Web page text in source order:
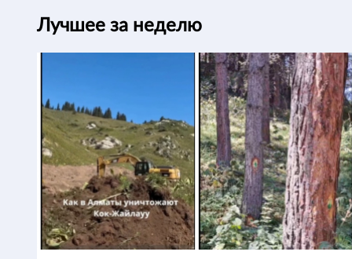
Лучшее за неделю